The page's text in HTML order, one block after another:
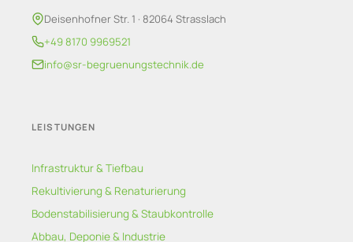
Deisenhofner Str. 1 · 82064 Strasslach
+49 8170 9969521
info@sr-begruenungstechnik.de
LEISTUNGEN
Infrastruktur & Tiefbau
Rekultivierung & Renaturierung
Bodenstabilisierung & Staubkontrolle
Abbau, Deponie & Industrie